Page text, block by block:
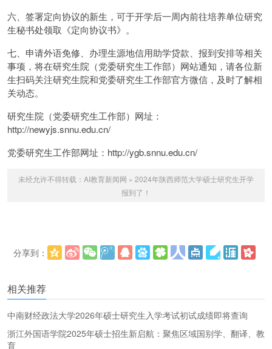
六、签署定向协议的新生，可于开学后一周内前往培养单位研究
生秘书处领取《定向协议书》。
七、申请外语免修、办理生源地信用助学贷款、报到安排等相关
事项，将在研究生院（党委研究生工作部）网站通知，请各位新
生扫码关注研究生院和党委研究生工作部官方微信，及时了解相
关动态。
研究生院（党委研究生工作部）网址：
http://newyjs.snnu.edu.cn/
党委研究生工作部网址：http://ygb.snnu.edu.cn/
未经允许不得转载： AI教育新闻网 » 2024年陕西师范大学硕士研究生开学
报到了！
分享到：
相关推荐
中南财经政法大学2026年硕士研究生入学考试初试成绩即将查询
浙江外国语学院2025年硕士招生新启航：聚焦区域国别学、翻译、教
育